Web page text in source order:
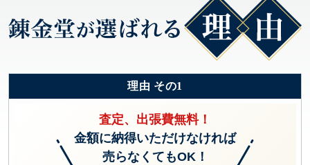
理由 その1
査定、出張費無料！
金額に納得いただけなければ
売らなくてもOK！